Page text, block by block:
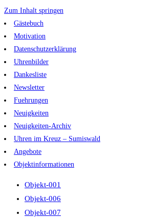
Zum Inhalt springen
Gästebuch
Motivation
Datenschutzerklärung
Uhrenbilder
Dankesliste
Newsletter
Fuehrungen
Neuigkeiten
Neuigkeiten-Archiv
Uhren im Kreuz – Sumiswald
Angebote
Objektinformationen
Objekt-001
Objekt-006
Objekt-007